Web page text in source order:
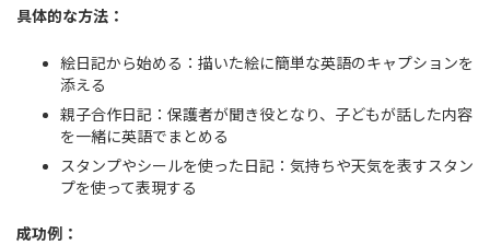
具体的な方法：
絵日記から始める：描いた絵に簡単な英語のキャプションを
添える
親子合作日記：保護者が聞き役となり、子どもが話した内容
を一緒に英語でまとめる
スタンプやシールを使った日記：気持ちや天気を表すスタン
プを使って表現する
成功例：